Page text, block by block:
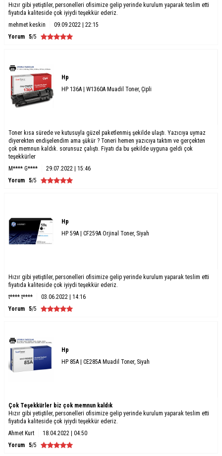
Hızır gibi yetiştiler, personelleri ofisimize gelip yerinde kurulum yaparak teslim etti
fiyatıda kaliteside çok iyiydi teşekkür ederiz.
mehmet keskin
09.09.2022 | 22:15
Yorum 5/5
Hp
HP 136A | W1360A Muadil Toner, Çipli
Toner kısa sürede ve kutusuyla güzel paketlenmiş şekilde ulaştı. Yazıcıya uymaz
diyerekten endişelendim ama şükür ? Toneri hemen yazıcıya taktım ve gerçekten
çok memnun kaldık. sorunsuz çalıştı. Fiyatı da bu şekilde uyguna geldi çok
teşekkürler
M**** G****
29.07.2022 | 15:46
Yorum 5/5
Hp
HP 59A | CF259A Orjinal Toner, Siyah
Hızır gibi yetiştiler, personelleri ofisimize gelip yerinde kurulum yaparak teslim etti
fiyatıda kaliteside çok iyiydi teşekkür ederiz.
t**** t****
03.06.2022 | 14:16
Yorum 5/5
Hp
HP 85A | CE285A Muadil Toner, Siyah
Çok Teşekkürler biz çok memnun kaldık
Hızır gibi yetiştiler, personelleri ofisimize gelip yerinde kurulum yaparak teslim etti
fiyatıda kaliteside çok iyiydi teşekkür ederiz.
Ahmet Kurt
18.04.2022 | 04:50
Yorum 5/5